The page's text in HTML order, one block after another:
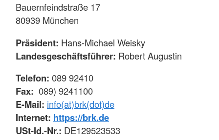
Bauernfeindstraße 17
80939 München
Präsident: Hans-Michael Weisky
Landesgeschäftsführer: Robert Augustin
Telefon: 089 92410
Fax: 089) 9241100
E-Mail: info(at)brk(dot)de
Internet: https://brk.de
USt-Id.-Nr.: DE129523533